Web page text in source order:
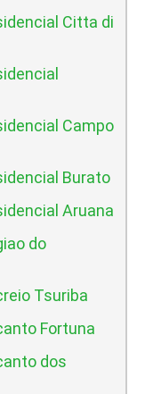
Citta di
Campo
Burato
Aruana
do
Tsuriba
Fortuna
dos